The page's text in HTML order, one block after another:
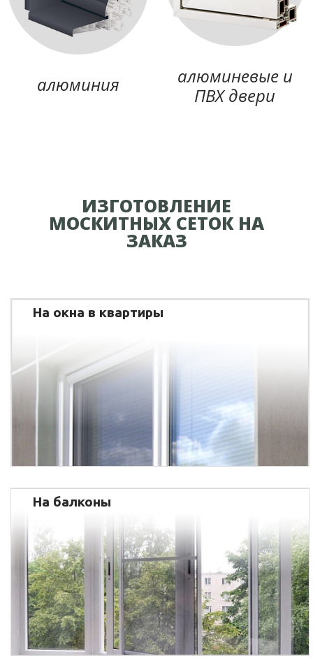
алюминия
алюминевые и
ПВХ двери
ИЗГОТОВЛЕНИЕ
МОСКИТНЫХ СЕТОК НА
ЗАКАЗ
На окна в квартиры
На балконы